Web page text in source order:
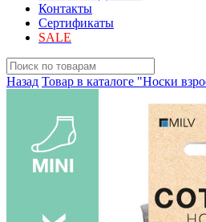
Контакты
Сертификаты
SALE
Назад Товар в каталоге "Носки